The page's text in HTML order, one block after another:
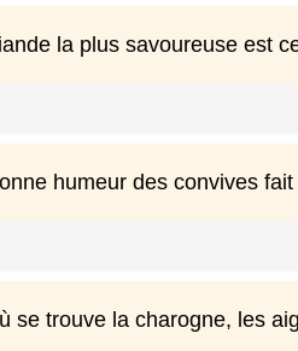
la plus savoureuse est
humeur des convives
se trouve la charogne, les